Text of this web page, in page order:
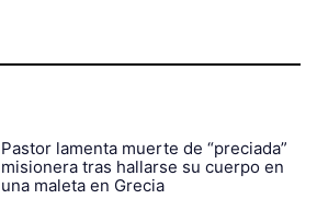
Pastor lamenta muerte de “preciada”
misionera tras hallarse su cuerpo en
una maleta en Grecia